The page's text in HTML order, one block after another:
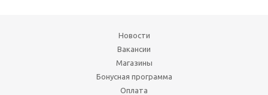
Новости
Вакансии
Магазины
Бонусная программа
Оплата